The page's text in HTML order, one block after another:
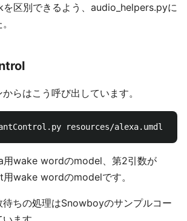
区別できるよう、audio_helpers.pyに
らはこう呼び出しています。
wake wordのmodel、第2引数が
wake wordのmodelです。
ちの処理はSnowboyのサンプルコー